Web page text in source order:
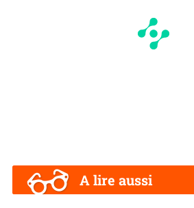
A lire aussi